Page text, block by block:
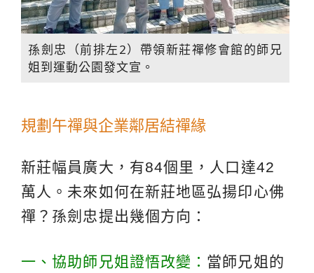
孫劍忠（前排左2）帶領新莊禪修會館的師兄
姐到運動公園發文宣。
規劃午禪與企業鄰居結禪緣
新莊幅員廣大，有84個里，人口達42
萬人。未來如何在新莊地區弘揚印心佛
禪？孫劍忠提出幾個方向：
一、協助師兄姐證悟改變： 當師兄姐的